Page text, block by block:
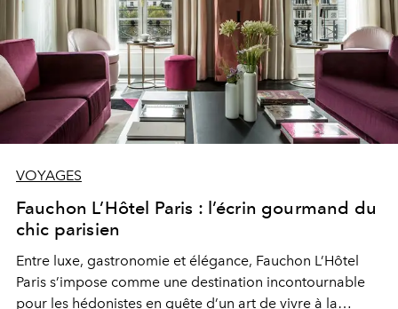
VOYAGES
Fauchon L’Hôtel Paris : l’écrin gourmand du
chic parisien
Entre luxe, gastronomie et élégance, Fauchon L’Hôtel
Paris s’impose comme une destination incontournable
pour les hédonistes en quête d’un art de vivre à la